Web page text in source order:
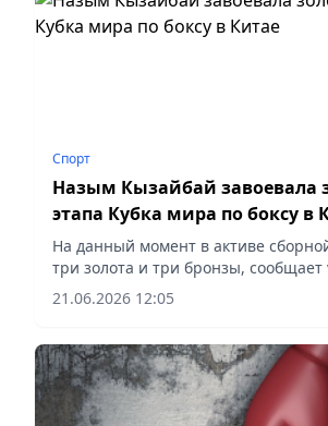
Спорт
Назым Кызайбай завоевала
этапа Кубка мира по боксу в
На данный момент в активе
21.06.2026 12:05